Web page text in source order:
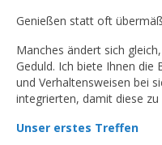
Genießen statt oft
Manches ändert sich
Geduld. Ich biete Ihnen die
und Verhaltensweisen bei
integrierten, damit diese
Unser erstes Treffen